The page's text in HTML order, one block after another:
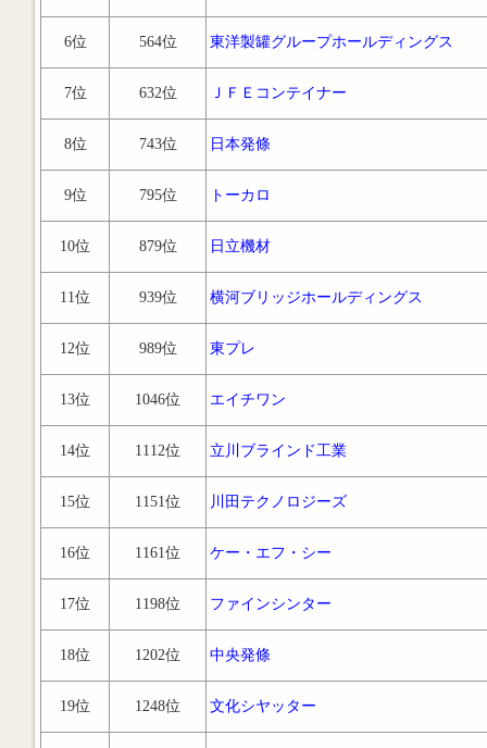
6位 564位 東洋製罐グループホールディングス
7位 632位 ＪＦＥコンテイナー
8位 743位 日本発條
9位 795位 トーカロ
10位 879位 日立機材
11位 939位 横河ブリッジホールディングス
12位 989位 東プレ
13位 1046位 エイチワン
14位 1112位 立川ブラインド工業
15位 1151位 川田テクノロジーズ
16位 1161位 ケー・エフ・シー
17位 1198位 ファインシンター
18位 1202位 中央発條
19位 1248位 文化シヤッター